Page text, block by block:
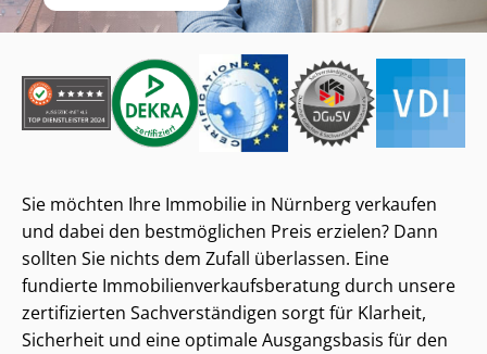
Sie möchten Ihre Immobilie in Nürnberg verkaufen
und dabei den bestmöglichen Preis erzielen? Dann
sollten Sie nichts dem Zufall überlassen. Eine
fundierte Im­mo­bi­li­en­ver­kaufs­be­ra­tung durch unsere
zertifizierten Sach­ver­stän­di­gen sorgt für Klarheit,
Sicherheit und eine optimale Ausgangsbasis für den